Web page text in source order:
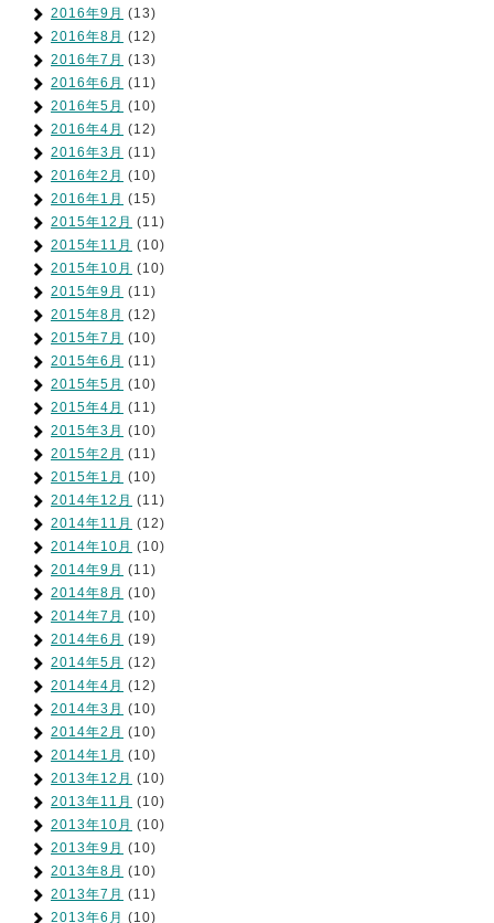
2016年9月 (13)
2016年8月 (12)
2016年7月 (13)
2016年6月 (11)
2016年5月 (10)
2016年4月 (12)
2016年3月 (11)
2016年2月 (10)
2016年1月 (15)
2015年12月 (11)
2015年11月 (10)
2015年10月 (10)
2015年9月 (11)
2015年8月 (12)
2015年7月 (10)
2015年6月 (11)
2015年5月 (10)
2015年4月 (11)
2015年3月 (10)
2015年2月 (11)
2015年1月 (10)
2014年12月 (11)
2014年11月 (12)
2014年10月 (10)
2014年9月 (11)
2014年8月 (10)
2014年7月 (10)
2014年6月 (19)
2014年5月 (12)
2014年4月 (12)
2014年3月 (10)
2014年2月 (10)
2014年1月 (10)
2013年12月 (10)
2013年11月 (10)
2013年10月 (10)
2013年9月 (10)
2013年8月 (10)
2013年7月 (11)
2013年6月 (10)